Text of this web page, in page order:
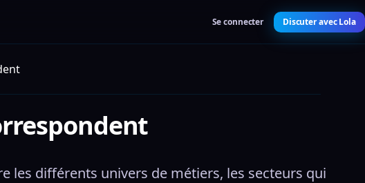
Se connecter Discuter avec Lola
les différents univers de métiers, les secteurs qui